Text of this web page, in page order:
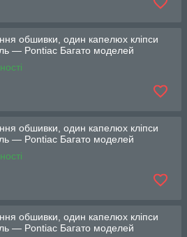
обшивки, один капелюх кліпси
— Pontiac Багато моделей
обшивки, один капелюх кліпси
— Pontiac Багато моделей
обшивки, один капелюх кліпси
— Pontiac Багато моделей